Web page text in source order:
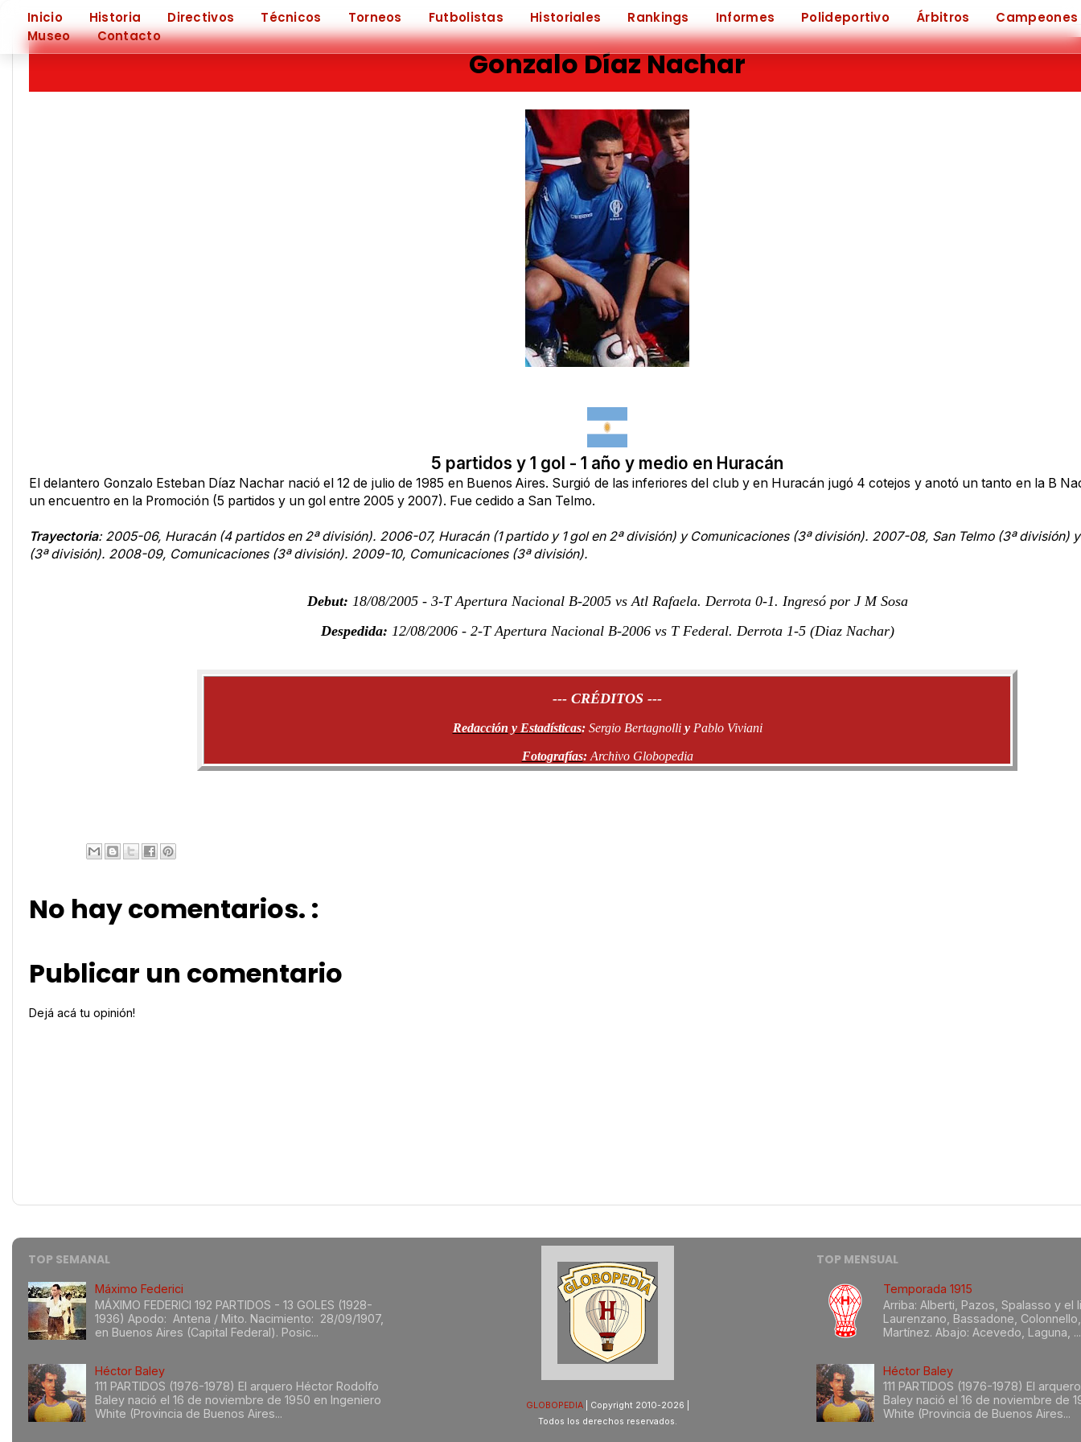
Inicio Historia Directivos Técnicos Torneos Futbolistas Historiales Rankings Informes Polideportivo Árbitros
Campeones
Museo
Contacto
❮
Gonzalo Díaz Nachar
5 partidos y 1 gol - 1 año y medio en Huracán
El delantero Gonzalo Esteban Díaz Nachar nació el 12 de julio de 1985 en Buenos Aires. Surgió de las inferiores del club y en Huracán jugó 4 cotejos y anotó un tanto en la B
un encuentro en la Promoción (5 partidos y un gol entre 2005 y 2007). Fue cedido a San Telmo.
Trayectoria: 2005-06, Huracán (4 partidos en 2ª división). 2006-07, Huracán (1 partido y 1 gol en 2ª división) y Comunicaciones (3ª división). 2007-08, San Telmo (3ª división)
(3ª división). 2008-09, Comunicaciones (3ª división). 2009-10, Comunicaciones (3ª división).
Debut: 18/08/2005 - 3-T Apertura Nacional B-2005 vs Atl Rafaela. Derrota 0-1. Ingresó por J M Sosa
Despedida: 12/08/2006 - 2-T Apertura Nacional B-2006 vs T Federal. Derrota 1-5 (Diaz Nachar)
--- CRÉDITOS ---
Redacción y Estadísticas: Sergio Bertagnolliy Pablo Viviani
Fotografías: Archivo Globopedia
No hay comentarios. :
Publicar un comentario
Dejá acá tu opinión!
TOP SEMANAL
Máximo Federici
MÁXIMO FEDERICI 192 PARTIDOS - 13 GOLES (1928-
1936) Apodo: Antena / Mito. Nacimiento: 28/09/1907,
en Buenos Aires (Capital Federal). Posic...
Héctor Baley
111 PARTIDOS (1976-1978) El arquero Héctor Rodolfo
Baley nació el 16 de noviembre de 1950 en Ingeniero
White (Provincia de Buenos Aires...
GLOBOPEDIA| Copyright 2010-2026 |
Todos los derechos reservados.
TOP MENSUAL
Temporada 1915
Arriba: Alberti, Pazos, Spalasso y el
Laurenzano, Bassadone,
Martínez. Abajo: Acevedo, Laguna, ...
Héctor Baley
111 PARTIDOS (1976-1978) El
Baley nació el 16 de noviembre de
White (Provincia de Buenos Aires...